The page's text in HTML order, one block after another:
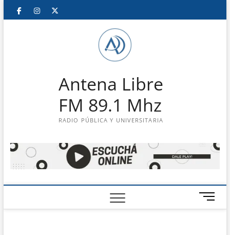
Saltar
FacebookInstagram
Antena Libre
FM 89.1 Mhz
RADIO PÚBLICA Y UNIVERSITARIA
B
o